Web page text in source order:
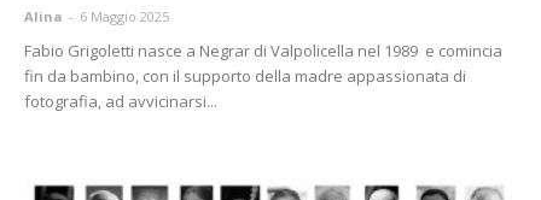
Alina - 6 Maggio 2025
Fabio Grigoletti nasce a Negrar di Valpolicella nel 1989 e comincia
fin da bambino, con il supporto della madre appassionata di
fotografia, ad avvicinarsi...